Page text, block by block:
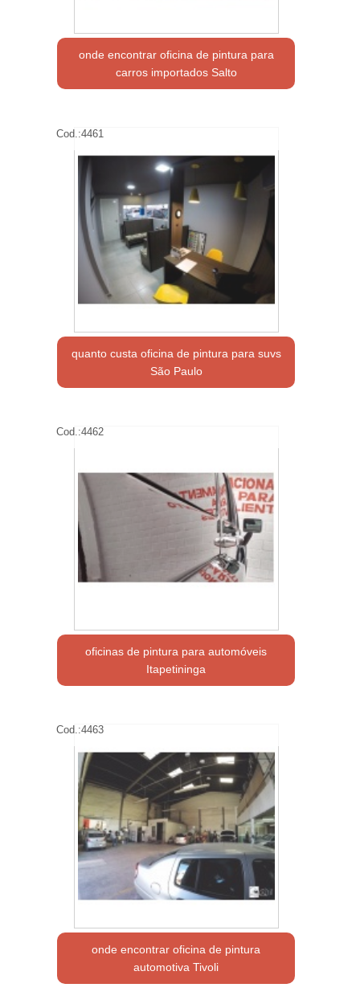
onde encontrar oficina de pintura para
carros importados Salto
Cod.:4461
quanto custa oficina de pintura para suvs
São Paulo
Cod.:4462
oficinas de pintura para automóveis
Itapetininga
Cod.:4463
onde encontrar oficina de pintura
automotiva Tivoli